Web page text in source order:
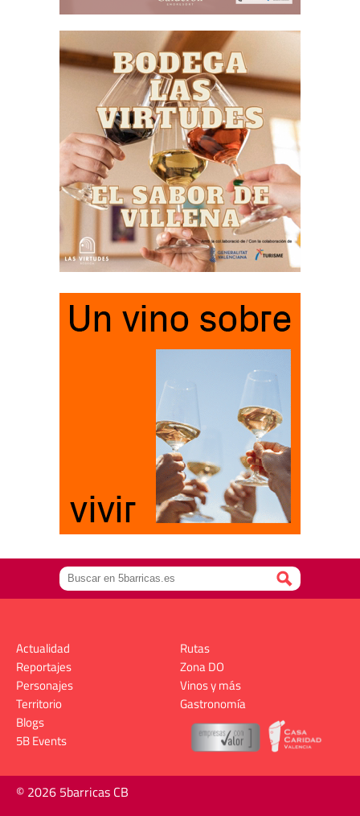
Actualidad
Reportajes
Personajes
Territorio
Rutas
Zona DO
Vinos y más
Gastronomía
Blogs
5B Events
© 2026 5barricas CB